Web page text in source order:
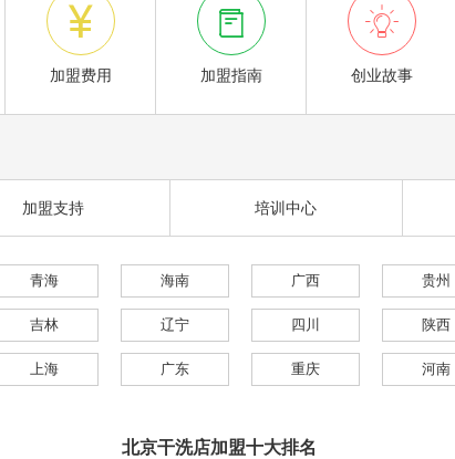

加盟费用

加盟指南

创业故事
加盟支持 培训中心
青海 海南 广西 贵州
吉林 辽宁 四川 陕西
上海 广东 重庆 河南
北京干洗店加盟十大排名